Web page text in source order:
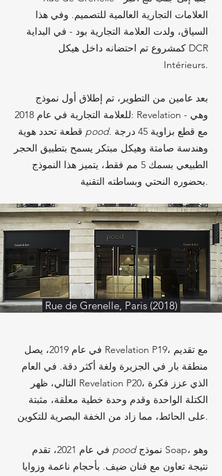
العلامات التجارية العالمية للتصميم. وفي هذا
السياق، ولدت العلامة التجارية بود - في البداية
كمشروع تم احتضانه داخل هيكل DCR
Intérieurs.
بعد عامين من التطوير، تم إطلاق أول نموذج
للعلامة التجارية في عام 2018: Revelation - وهي
pood. مع قطع بزاوية 45 درجة
وهندسة صامتة وهيكل مبتكر يسمح بتطبيق الحجر
الطبيعي بسمك 5 مم فقط، يتميز هذا النموذج
بحضوره النحتي وبساطته التقنية.
Rue de Grenelle, Paris (2018)
في عام 2019، يصل Revelation P19، مع تقديم
منطقة بار في الجزيرة ولغة أكثر دقة. في العام
التالي، ظهر Revelation P20، الذي عزز فكرة
الكتلة الواحدة وقدم وحدة خطية معلقة، مثبتة
على الحائط، مما زاد من الخفة البصرية للتكوين.
poodنموذج Soap، وهو
نتيجة تعاون مع فنان ضيف. بأحجام ناعمة وزوايا